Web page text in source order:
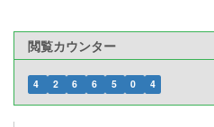
閲覧カウンター
4 2 6 6 5 0 4